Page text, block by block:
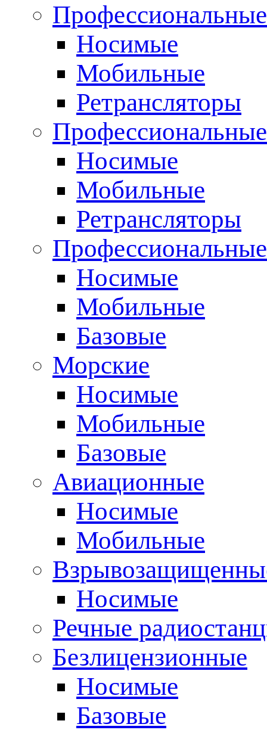
Носимые
Мобильные
Ретрансляторы
Носимые
Мобильные
Ретрансляторы
Носимые
Мобильные
Базовые
Морские
Носимые
Мобильные
Базовые
Авиационные
Носимые
Мобильные
Носимые
Речные
Безлицензионные
Носимые
Базовые